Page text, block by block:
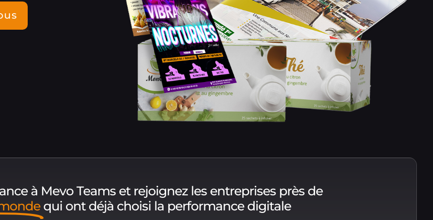
à Mevo Teams et rejoignez les entreprises près de
qui ont déjà choisi la performance digitale